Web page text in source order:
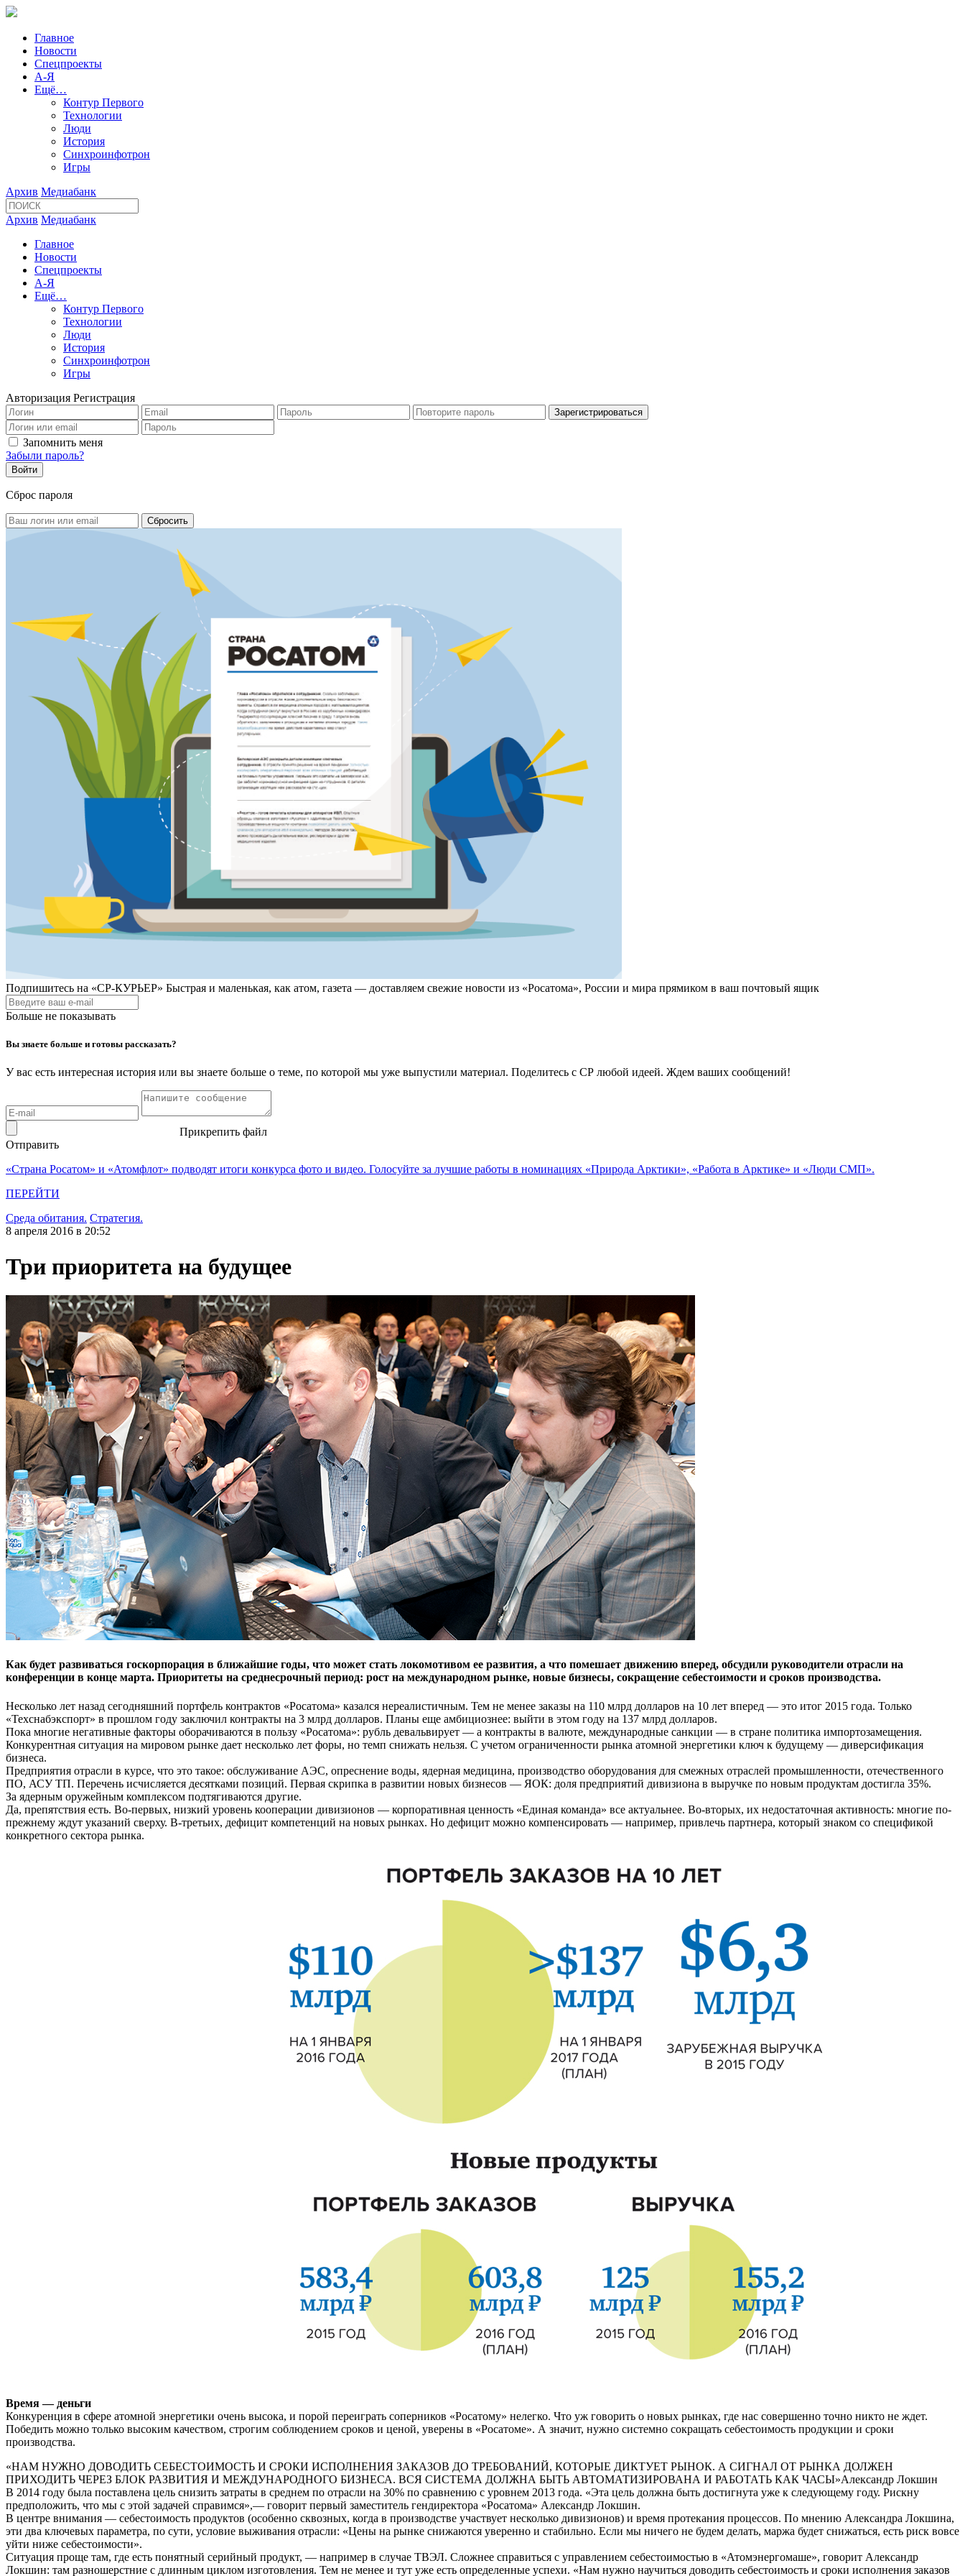
Главное
Новости
Спецпроекты
А-Я
Ещё…
Контур Первого
Технологии
Люди
История
Синхроинфотрон
Игры
Архив Медиабанк
Архив Медиабанк
Главное
Новости
Спецпроекты
А-Я
Ещё…
Контур Первого
Технологии
Люди
История
Синхроинфотрон
Игры
Авторизация Регистрация
Запомнить меня
Забыли пароль?
Сброс пароля
Подпишитесь на «СР-КУРЬЕР» Быстрая и маленькая, как атом, газета — доставляем свежие новости из «Росатома», России и мира прямиком в ваш почтовый ящик
Больше не показывать
Вы знаете больше и готовы рассказать?
У вас есть интересная история или вы знаете больше о теме, по которой мы уже выпустили материал. Поделитесь с СР любой идеей. Ждем ваших сообщений!
Прикрепить файл
Отправить
«Страна Росатом» и «Атомфлот» подводят итоги конкурса фото и видео. Голосуйте за лучшие работы в номинациях «Природа Арктики», «Работа в Арктике» и «Люди СМП».
ПЕРЕЙТИ
Среда обитания. Стратегия.
8 апреля 2016 в 20:52
Три приоритета на будущее
Как будет развиваться госкорпорация в ближайшие годы, что может стать локомотивом ее развития, а что помешает движению вперед, обсудили руководители отрасли на
конференции в конце марта. Приоритеты на среднесрочный период: рост на международном рынке, новые бизнесы, сокращение себестоимости и сроков производства.
Несколько лет назад сегодня­шний портфель контрактов «Росатома» казался нереали­стичным. Тем не менее заказы на 110 млрд долларов на 10 лет вперед — это итог 2015 года. Только
«Техснабэкспорт» в про­шлом году заключил контрак­ты на 3 млрд долларов. Планы еще амбициознее: выйти в этом году на 137 млрд долларов.
Пока многие негативные факторы оборачиваются в пользу «Рос­атома»: рубль девальвирует — а контракты в валюте, между­народные санкции — в стране политика импортозамещения.
Конкурентная ситуация на ми­ровом рынке дает несколько лет форы, но темп снижать нельзя. С учетом ограниченности рын­ка атомной энергетики ключ к будущему — диверсификация
бизнеса.
Предприятия отрасли в кур­се, что это такое: обслуживание АЭС, опреснение воды, ядер­ная медицина, производство оборудования для смежных от­раслей промышленности, оте­чественного
ПО, АСУ ТП. Перечень исчисляется десятками позиций. Первая скрипка в раз­витии новых бизнесов — ЯОК: доля предприятий дивизиона в выручке по новым продуктам достигла 35%.
За ядерным ору­жейным комплексом подтягива­ются другие.
Да, препятствия есть. Во-пер­вых, низкий уровень коопера­ции дивизионов — корпоратив­ная ценность «Единая команда» все актуальнее. Во-вторых, их недостаточная активность: мно­гие по-
прежнему ждут указа­ний сверху. В-третьих, дефицит компетенций на новых рын­ках. Но дефицит можно ком­пенсировать — например, при­влечь партнера, который знаком со спецификой
конкретного сек­тора рынка.
Время — деньги
Конкуренция в сфере атом­ной энергетики очень высока, и порой переиграть соперни­ков «Росатому» нелегко. Что уж говорить о новых рынках, где нас совершенно точно никто не ждет.
Победить можно толь­ко высоким качеством, строгим соблюдением сроков и ценой, уверены в «Росатоме». А значит, нужно системно сокращать се­бестоимость продукции и сроки
производства.
«НАМ НУЖНО ДОВОДИТЬ СЕБЕСТОИМОСТЬ И СРОКИ ИСПОЛНЕНИЯ ЗАКАЗОВ ДО ТРЕБОВАНИЙ, КОТОРЫЕ ДИКТУЕТ РЫНОК. А СИГНАЛ ОТ РЫНКА ДОЛЖЕН
ПРИХОДИТЬ ЧЕРЕЗ БЛОК РАЗВИТИЯ И МЕЖДУНАРОДНОГО БИЗНЕСА. ВСЯ СИСТЕМА ДОЛЖНА БЫТЬ АВТОМАТИЗИРОВАНА И РАБОТАТЬ КАК ЧАСЫ»Александр Локшин
В 2014 году была поставлена цель снизить затраты в среднем по отрасли на 30% по сравне­нию с уровнем 2013 года. «Эта цель должна быть достигнута уже к следующему году. Риск­ну
предположить, что мы с этой задачей справимся»,— гово­рит первый заместитель генди­ректора «Росатома» Александр Локшин.
В центре внимания — себестоимость продуктов (особенно сквозных, когда в производстве участвует несколько дивизионов) и время протекания процессов. По мнению Александра Локшина,
эти два ключевых параметра, по сути, условие выживания отрасли: «Цены на рынке снижаются уверенно и стабильно. Если мы ничего не будем делать, маржа будет снижаться, есть риск вовсе
уйти ниже себестоимости».
Ситуация проще там, где есть понятный серийный продукт, — например в случае ТВЭЛ. Сложнее справиться с управлением себестоимостью в «Атомэнергомаше», говорит Александр
Локшин: там разношерстние с длинным циклом изготовления. Тем не менее и тут уже есть определенные успехи. «Нам нужно научиться доводить себестоимость и сроки исполнения заказов